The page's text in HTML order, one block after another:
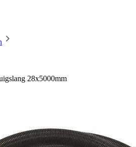
28x5000mm